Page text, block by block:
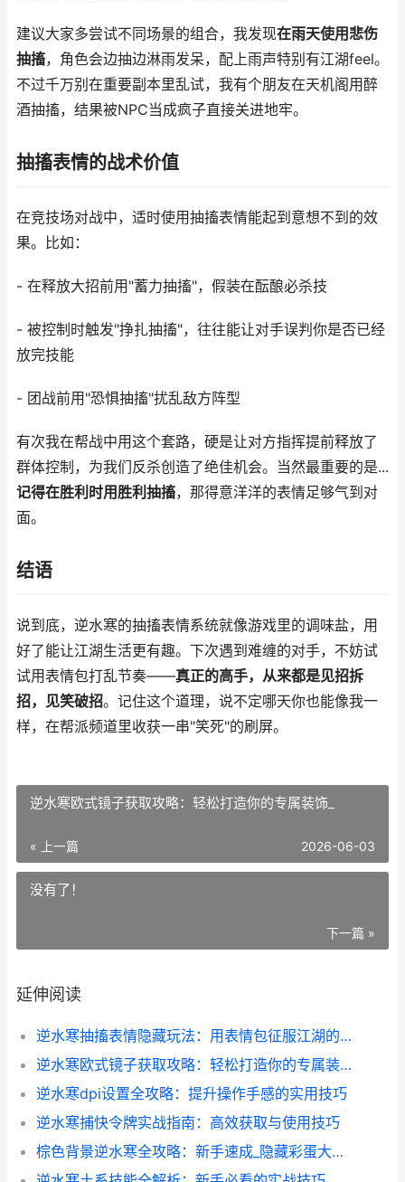
建议大家多尝试不同场景的组合，我发现在雨天使用悲伤
抽搐，角色会边抽边淋雨发呆，配上雨声特别有江湖feel。
不过千万别在重要副本里乱试，我有个朋友在天机阁用醉
酒抽搐，结果被NPC当成疯子直接关进地牢。
抽搐表情的战术价值
在竞技场对战中，适时使用抽搐表情能起到意想不到的效
果。比如：
- 在释放大招前用"蓄力抽搐"，假装在酝酿必杀技
- 被控制时触发"挣扎抽搐"，往往能让对手误判你是否已经
放完技能
- 团战前用"恐惧抽搐"扰乱敌方阵型
有次我在帮战中用这个套路，硬是让对方指挥提前释放了
群体控制，为我们反杀创造了绝佳机会。当然最重要的是...
记得在胜利时用胜利抽搐，那得意洋洋的表情足够气到对
面。
结语
说到底，逆水寒的抽搐表情系统就像游戏里的调味盐，用
好了能让江湖生活更有趣。下次遇到难缠的对手，不妨试
试用表情包打乱节奏——真正的高手，从来都是见招拆
招，见笑破招。记住这个道理，说不定哪天你也能像我一
样，在帮派频道里收获一串"笑死"的刷屏。
逆水寒欧式镜子获取攻略：轻松打造你的专属装饰_
« 上一篇 2026-06-03
没有了！
下一篇 »
延伸阅读
逆水寒抽搐表情隐藏玩法：用表情包征服江湖的另类攻略
逆水寒欧式镜子获取攻略：轻松打造你的专属装饰_
逆水寒dpi设置全攻略：提升操作手感的实用技巧
逆水寒捕快令牌实战指南：高效获取与使用技巧
棕色背景逆水寒全攻略：新手速成_隐藏彩蛋大揭秘_